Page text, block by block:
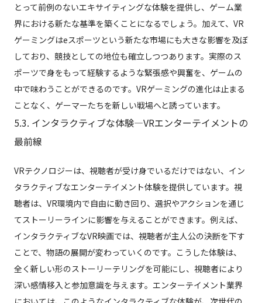
とって前例のないエキサイティングな体験を提供し、ゲーム業
界における新たな基準を築くことになるでしょう。加えて、VR
ゲーミングはeスポーツという新たな市場にも大きな影響を及ぼ
しており、競技としての地位も確立しつつあります。実際のス
ポーツで身をもって経験するような緊張感や興奮を、ゲームの
中で味わうことができるのです。VRゲーミングの進化は止まる
ことなく、ゲーマーたちを新しい戦場へと誘っています。
5.3. インタラクティブな体験—VRエンターテイメントの
最前線
VRテクノロジーは、視聴者が受け身でいるだけではない、イン
タラクティブなエンターテイメント体験を提供しています。視
聴者は、VR環境内で自由に動き回り、選択やアクションを通じ
てストーリーラインに影響を与えることができます。例えば、
インタラクティブなVR映画では、視聴者が主人公の決断を下す
ことで、物語の展開が変わっていくのです。こうした体験は、
全く新しい形のストーリーテリングを可能にし、視聴者により
深い感情移入と参加意識を与えます。エンターテイメント業界